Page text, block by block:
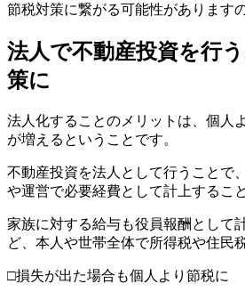
節税対策に繋がる可能性があります
法人で不動産投資を行
策に
法人化することのメリットは、個人
が増えるということです。
不動産投資を法人として行うことで
や運営で必要経費として計上するこ
家族に対する給与も役員報酬として
ど、本人や世帯全体で所得税や住民
□損失が出た場合も個人より節税に